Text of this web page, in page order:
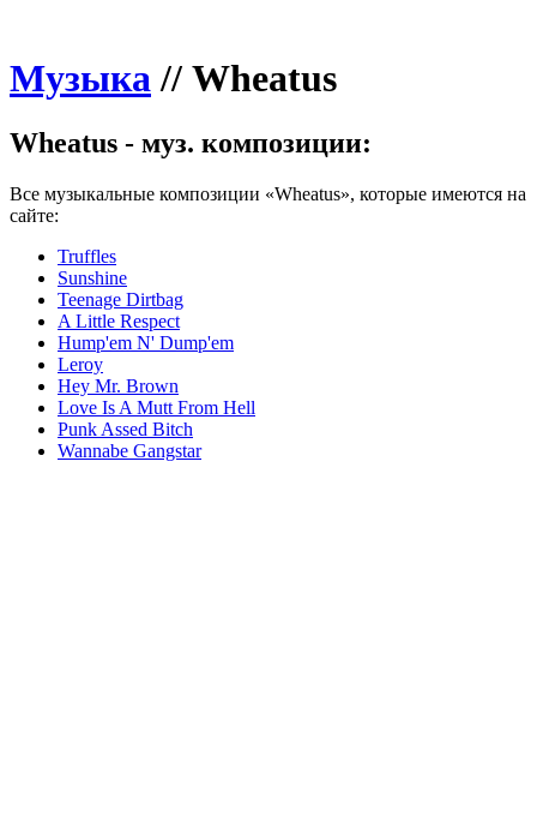
Музыка// Wheatus
Wheatus - муз. композиции:
Все музыкальные композиции «Wheatus», которые имеются на
сайте:
Truffles
Sunshine
Teenage Dirtbag
A Little Respect
Hump'em N' Dump'em
Leroy
Hey Mr. Brown
Love Is A Mutt From Hell
Punk Assed Bitch
Wannabe Gangstar